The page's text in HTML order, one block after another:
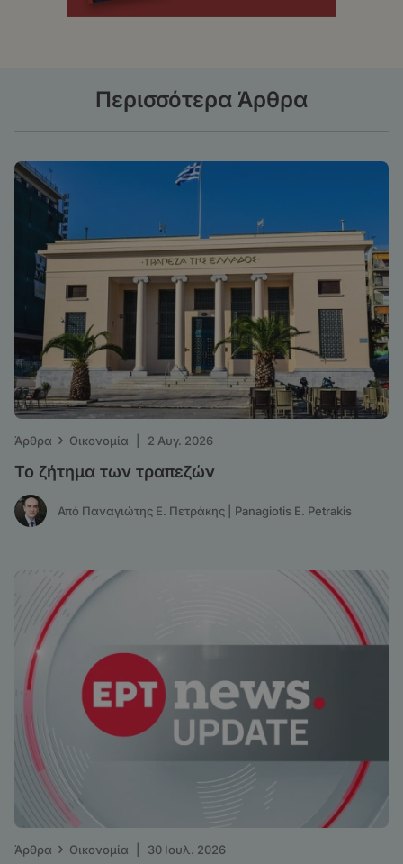
Περισσότερα Άρθρα
Άρθρα › Οικονομία 2 Αυγ. 2026
Το ζήτημα των τραπεζών
Από Παναγιώτης Ε. Πετράκης | Panagiotis E. Petrakis
Άρθρα › Οικονομία 30 Ιουλ. 2026